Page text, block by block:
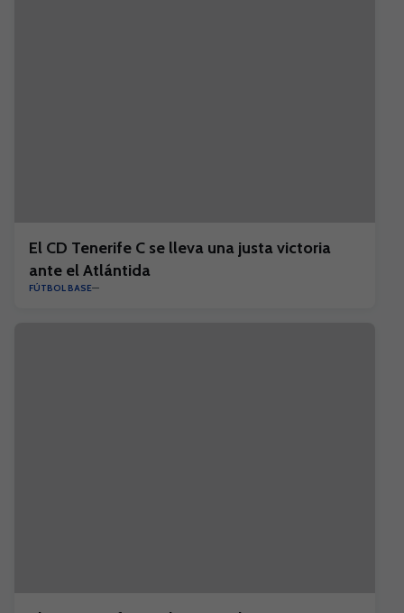
El CD Tenerife C se lleva una justa victoria
ante el Atlántida
FÚTBOL BASE